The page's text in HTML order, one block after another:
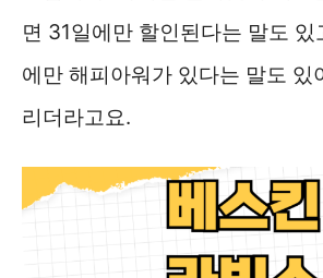
면 31일에만 할인된다는 말도 있
에만 해피아워가 있다는 말도 있
리더라고요.